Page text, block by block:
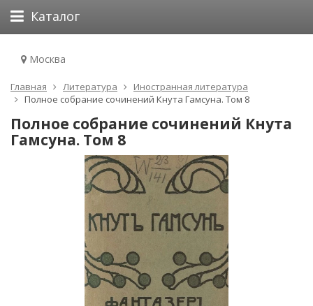
Каталог
Москва
Главная Литература
Иностранная литература
Полное собрание сочинений Кнута Гамсуна. Том 8
Полное собрание сочинений Кнута
Гамсуна. Том 8